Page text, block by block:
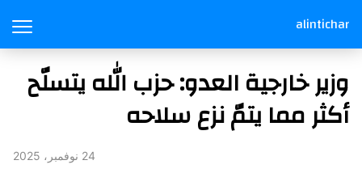
alintichar
وزير خارجية العدو: حزب الله يتسلّح
أكثر مما يتمّ نزع سلاحه
24 نوفمبر، 2025